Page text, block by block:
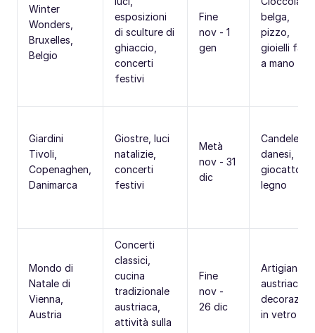
Winter
Wonders,
Bruxelles,
Belgio
esposizioni
di sculture di
ghiaccio,
concerti
festivi
Fine
nov - 1
gen
belga,
pizzo,
gioielli fatti
a mano
Giardini
Tivoli,
Copenaghen,
Danimarca
Giostre, luci
natalizie,
concerti
festivi
Metà
nov - 31
dic
Candele
danesi,
giocattoli
legno
Mondo di
Natale di
Vienna,
Austria
Concerti
classici,
cucina
tradizionale
austriaca,
attività sulla
Fine
nov -
26 dic
Artigianato
austriaco,
decorazioni
in vetro